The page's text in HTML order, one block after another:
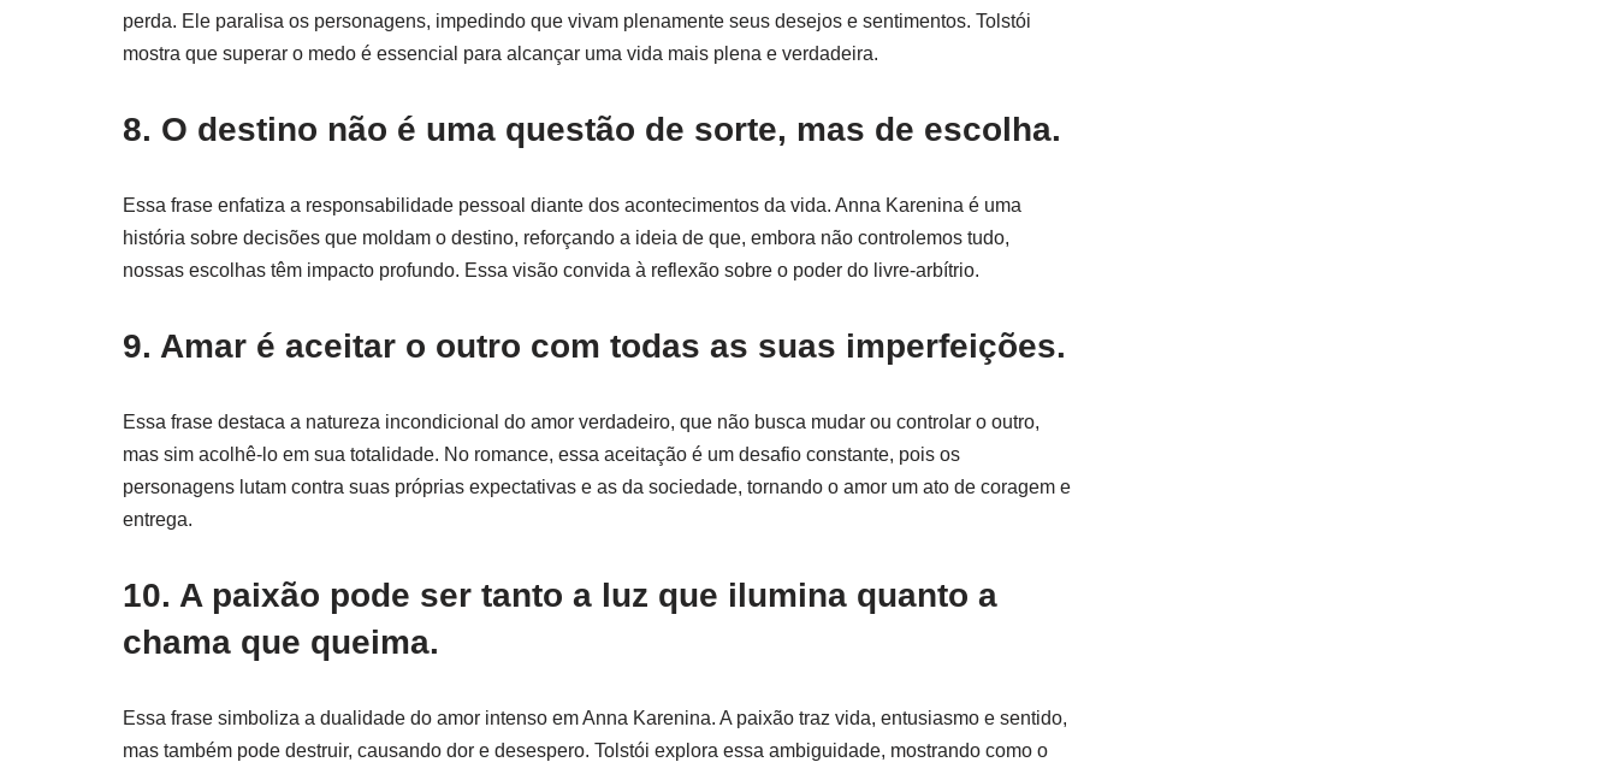
perda. Ele paralisa os personagens, impedindo que vivam plenamente seus desejos e sentimentos. Tolstói
mostra que superar o medo é essencial para alcançar uma vida mais plena e verdadeira.
8. O destino não é uma questão de sorte, mas de escolha.
Essa frase enfatiza a responsabilidade pessoal diante dos acontecimentos da vida. Anna Karenina é uma
história sobre decisões que moldam o destino, reforçando a ideia de que, embora não controlemos tudo,
nossas escolhas têm impacto profundo. Essa visão convida à reflexão sobre o poder do livre-arbítrio.
9. Amar é aceitar o outro com todas as suas imperfeições.
Essa frase destaca a natureza incondicional do amor verdadeiro, que não busca mudar ou controlar o outro,
mas sim acolhê-lo em sua totalidade. No romance, essa aceitação é um desafio constante, pois os
personagens lutam contra suas próprias expectativas e as da sociedade, tornando o amor um ato de coragem e
entrega.
10. A paixão pode ser tanto a luz que ilumina quanto a
chama que queima.
Essa frase simboliza a dualidade do amor intenso em Anna Karenina. A paixão traz vida, entusiasmo e sentido,
mas também pode destruir, causando dor e desespero. Tolstói explora essa ambiguidade, mostrando como o